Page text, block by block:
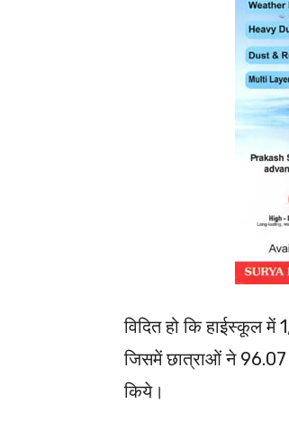
विदित हो कि हाईस्कूल में
जिसमें छात्राओं ने 96.07
किये।